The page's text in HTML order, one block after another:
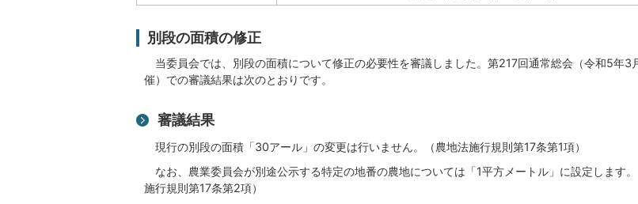
別段の面積の修正
当委員会では、別段の面積について修正の必要性を審議しました。第217回通常総会（令和5年3
催）での審議結果は次のとおりです。
審議結果
現行の別段の面積「30アール」の変更は行いません。（農地法施行規則第17条第1項）
なお、農業委員会が別途公示する特定の地番の農地については「1平方メートル」に設定します
施行規則第17条第2項）